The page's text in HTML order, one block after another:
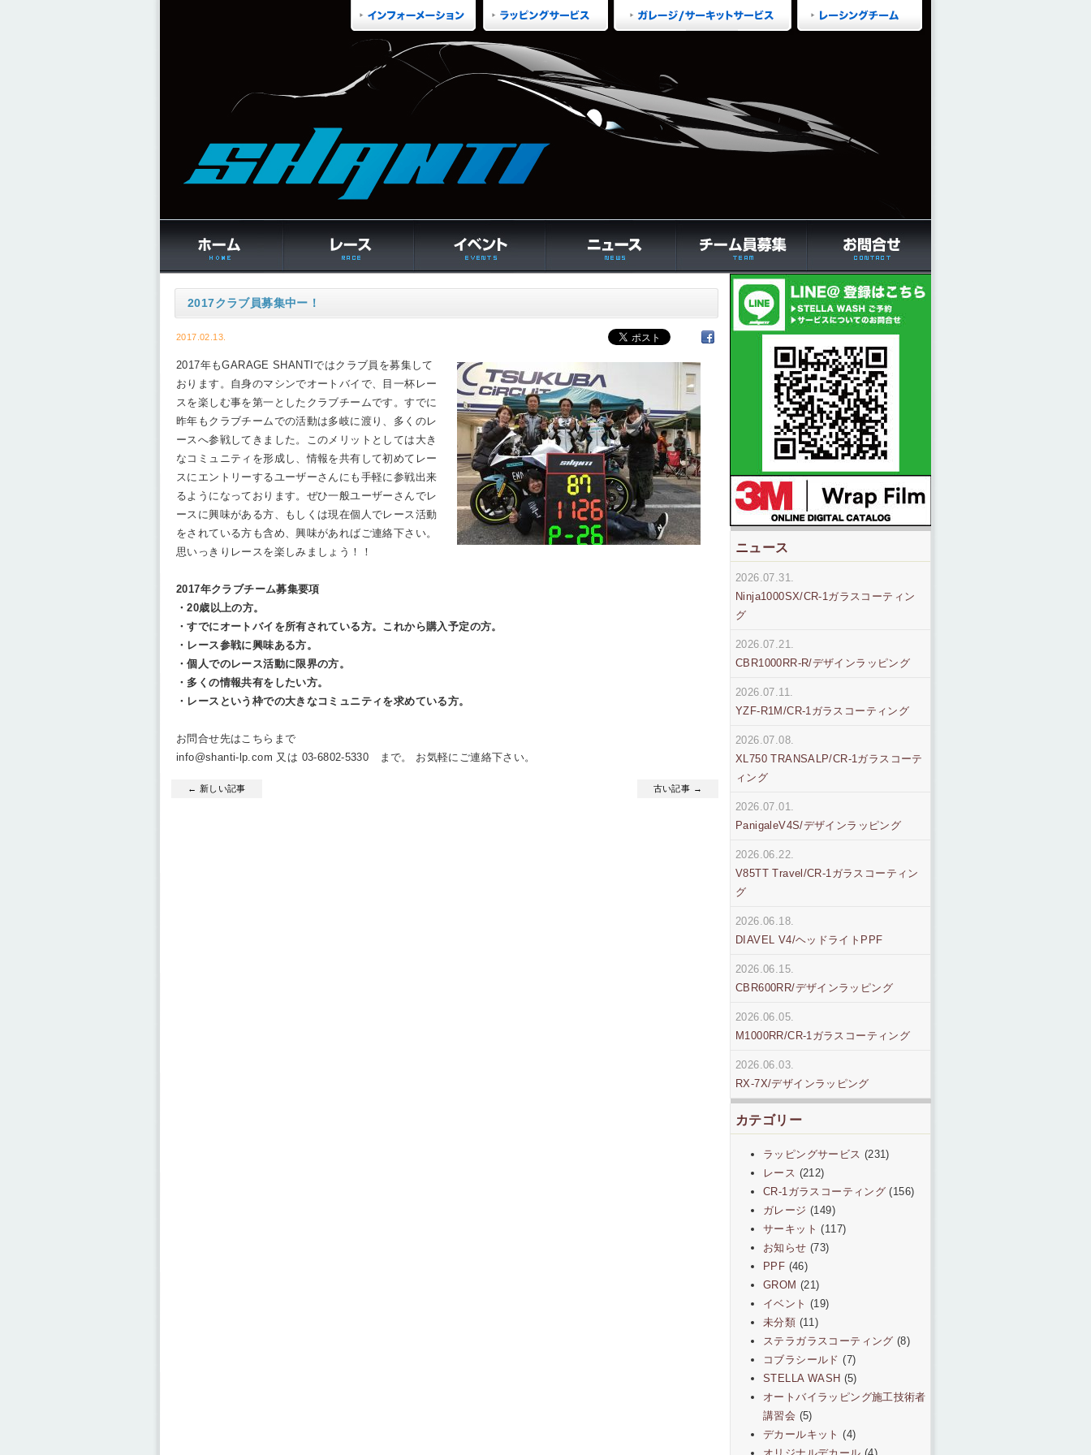
2017クラブ員募集中ー！
2017.02.13.
2017年もGARAGE SHANTIではクラブ員を募集して
おります。自身のマシンでオートバイで、目一杯レー
スを楽しむ事を第一としたクラブチームです。すでに
昨年もクラブチームでの活動は多岐に渡り、多くのレ
ースへ参戦してきました。このメリットとしては大き
なコミュニティを形成し、情報を共有して初めてレー
スにエントリーするユーザーさんにも手軽に参戦出来
るようになっております。ぜひ一般ユーザーさんでレ
ースに興味がある方、もしくは現在個人でレース活動
をされている方も含め、興味があればご連絡下さい。
思いっきりレースを楽しみましょう！！
2017年クラブチーム募集要項
・20歳以上の方。
・すでにオートバイを所有されている方。これから購入予定の方。
・レース参戦に興味ある方。
・個人でのレース活動に限界の方。
・多くの情報共有をしたい方。
・レースという枠での大きなコミュニティを求めている方。
お問合せ先はこちらまで
info@shanti-lp.com 又は 03-6802-5330 まで。 お気軽にご連絡下さい。
古い記事 →
← 新しい記事
ニュース
2026.07.31.
Ninja1000SX/CR-1ガラスコーティン
グ
2026.07.21.
CBR1000RR-R/デザインラッピング
2026.07.11.
YZF-R1M/CR-1ガラスコーティング
2026.07.08.
XL750 TRANSALP/CR-1ガラスコーテ
ィング
2026.07.01.
PanigaleV4S/デザインラッピング
2026.06.22.
V85TT Travel/CR-1ガラスコーティン
グ
2026.06.18.
DIAVEL V4/ヘッドライトPPF
2026.06.15.
CBR600RR/デザインラッピング
2026.06.05.
M1000RR/CR-1ガラスコーティング
2026.06.03.
RX-7X/デザインラッピング
カテゴリー
ラッピングサービス (231)
レース (212)
CR-1ガラスコーティング (156)
ガレージ (149)
サーキット (117)
お知らせ (73)
PPF (46)
GROM (21)
イベント (19)
未分類 (11)
ステラガラスコーティング (8)
コブラシールド (7)
STELLA WASH (5)
オートバイラッピング施工技術者
講習会 (5)
デカールキット (4)